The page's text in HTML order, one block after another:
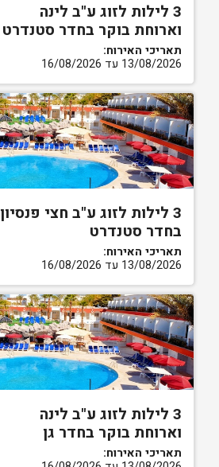
3 לילות לזוג ע"ב לינה
וארוחת בוקר בחדר סטנדרט
תאריכי האירוח:
13/08/2026 עד 16/08/2026
3 לילות לזוג ע"ב חצי פנסיון
בחדר סטנדרט
תאריכי האירוח:
13/08/2026 עד 16/08/2026
3 לילות לזוג ע"ב לינה
וארוחת בוקר בחדר גן
תאריכי האירוח: